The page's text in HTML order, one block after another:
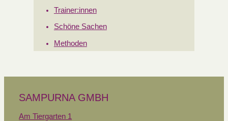
Trainer:innen
Schöne Sachen
Methoden
SAMPURNA GMBH
Am Tiergarten 1